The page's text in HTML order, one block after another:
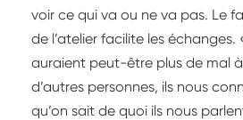
voir ce qui va ou ne va pas. Le
de l’atelier facilite les échanges.
auraient peut-être plus de mal
d’autres personnes, ils nous
qu’on sait de quoi ils nous